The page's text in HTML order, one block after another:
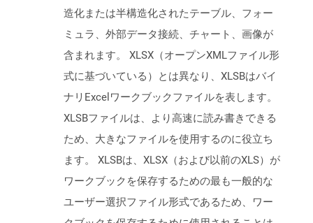
造化または半構造化されたテーブル、フォー
ミュラ、外部データ接続、チャート、画像が
含まれます。 XLSX（オープンXMLファイル形
式に基づいている）とは異なり、XLSBはバイ
ナリExcelワークブックファイルを表します。
XLSBファイルは、より高速に読み書きできる
ため、大きなファイルを使用するのに役立ち
ます。 XLSBは、XLSX（および以前のXLS）が
ワークブックを保存するための最も一般的な
ユーザー選択ファイル形式であるため、ワー